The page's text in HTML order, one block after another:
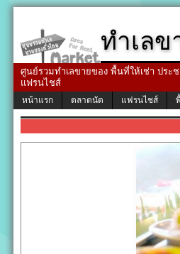
ทำเลข
ศูนย์รวมทำเลขายของ พื้นที่ให้เช่า ปร
แฟรนไชส์
หน้าแรก ตลาดนัด แฟรนไชส์